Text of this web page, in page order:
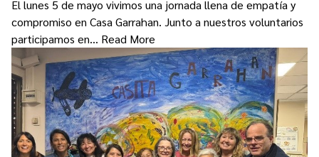
Estadísticas
Presupuesto, compras, nómina de personal y
escala salarial.
Memorias
Convenios
Visualización de Datos
Redes Internacionales
Encuentros anteriores
Nuestros Co-creadores
Programa Acceso Comunitario a Justicia
Programa Protagonistas de Justicia
Innovación e incidencia
Programa Educación en Derechos Humanos
Cuento con Derechos
Novedades
Preguntas Frecuentes
Contacto
El lunes 5 de mayo vivimos una jornada llena de empatía y
compromiso en Casa Garrahan. Junto a nuestros voluntarios
participamos en… Read More